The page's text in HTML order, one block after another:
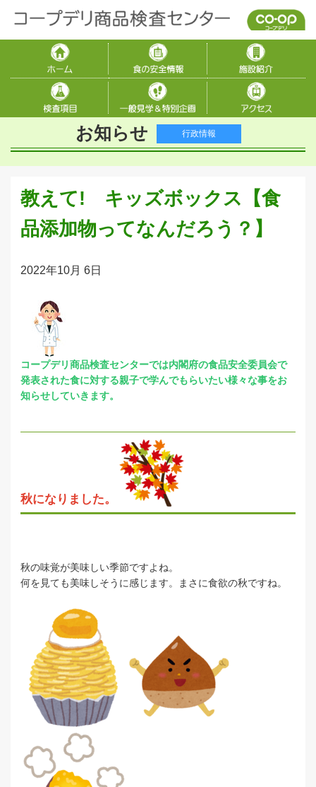
お知らせ 行政情報
教えて! キッズボックス【食
品添加物ってなんだろう？】
2022年10月 6日
コープデリ商品検査センターでは内閣府の食品安全委員会で
発表された食に対する親子で学んでもらいたい様々な事をお
知らせしていきます。
秋になりました。
秋の味覚が美味しい季節ですよね。
何を見ても美味しそうに感じます。まさに食欲の秋ですね。